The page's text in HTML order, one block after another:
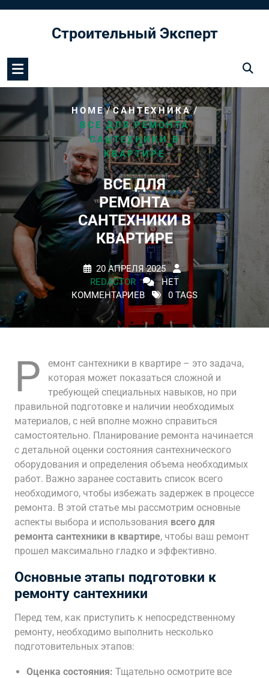
содержимомуСтроительный Эксперт
HOME/САНТЕХНИКА/
ВСЕ ДЛЯ РЕМОНТА
САНТЕХНИКИ В
КВАРТИРЕ
ВСЕ ДЛЯ
РЕМОНТА
САНТЕХНИКИ В
КВАРТИРЕ
20 АПРЕЛЯ 2025
REDACTOR
НЕТ
КОММЕНТАРИЕВ
0 TAGS
Р
емонт сантехники в квартире – это задача,
которая может показаться сложной и
требующей специальных навыков, но при
правильной подготовке и наличии необходимых
материалов, с ней вполне можно справиться
самостоятельно. Планирование ремонта начинается
с детальной оценки состояния сантехнического
оборудования и определения объема необходимых
работ. Важно заранее составить список всего
необходимого, чтобы избежать задержек в процессе
ремонта. В этой статье мы рассмотрим основные
аспекты выбора и использования всего для
ремонта сантехники в квартире, чтобы ваш ремонт
прошел максимально гладко и эффективно.
Основные этапы подготовки к
ремонту сантехники
Перед тем, как приступить к непосредственному
ремонту, необходимо выполнить несколько
подготовительных этапов:
Оценка состояния: Тщательно осмотрите все